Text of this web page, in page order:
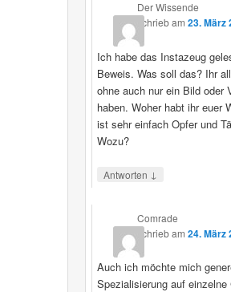
Der Wissende
schriebam23. März
Ich habe das Instazeug
Beweis. Was soll das? Ihr
ohne auch nur ein Bild oder
haben. Woher habt ihr euer
ist sehr einfach Opfer und
Wozu?
Antworten ↓
Comrade
schriebam24. März
Auch ich möchte mich
Spezialisierung auf einzelne